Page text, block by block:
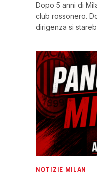
Dopo 5 anni di
club rossonero.
dirigenza si
NOTIZIE MILAN